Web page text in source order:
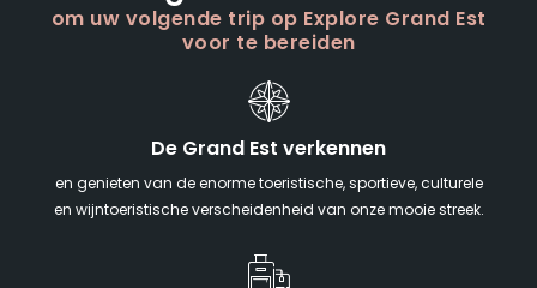
om uw volgende trip op Explore Grand Est
voor te bereiden
De Grand Est verkennen
en genieten van de enorme toeristische, sportieve, culturele
en wijntoeristische verscheidenheid van onze mooie streek.